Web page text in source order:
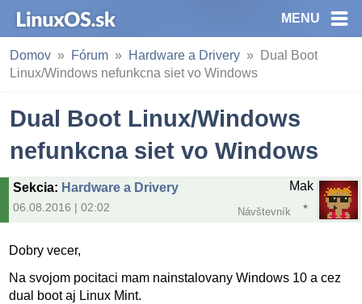
MENU
Domov Fórum Hardware a Drivery
Dual Boot
Linux/Windows nefunkcna siet vo Windows
Dual Boot Linux/Windows
nefunkcna siet vo Windows
Sekcia: Hardware a Drivery
06.08.2016 | 02:02
Mak
Návštevník
Dobry vecer,
Na svojom pocitaci mam nainstalovany Windows 10 a cez
dual boot aj Linux Mint.